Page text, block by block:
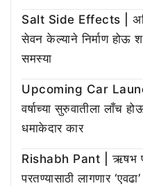
Salt Side Effects |
सेवन केल्याने निर्माण होऊ
समस्या
Upcoming Car
वर्षाच्या सुरुवातीला लाँच
धमाकेदार कार
Rishabh Pant | ऋषभ
परतण्यासाठी लागणार